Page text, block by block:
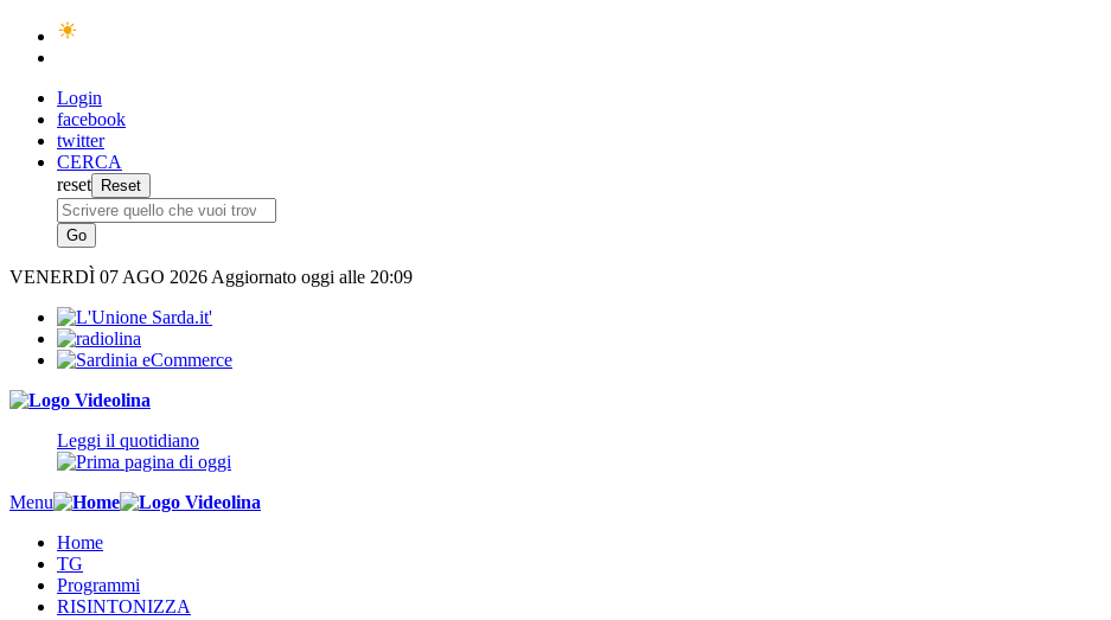
Login
facebook
twitter
CERCA
reset
VENERDÌ 07 AGO 2026 Aggiornato oggi alle 20:09
Leggi il quotidiano
Menu
Home
TG
Programmi
RISINTONIZZA